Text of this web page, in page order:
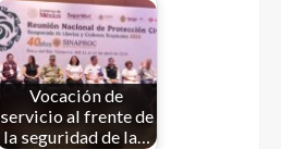
Vocación de
servicio al frente de
la seguridad de la…